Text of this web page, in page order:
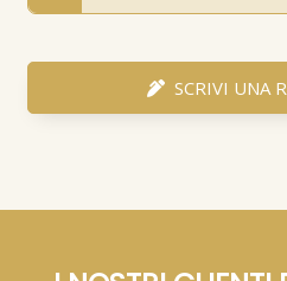
SCRIVI UNA